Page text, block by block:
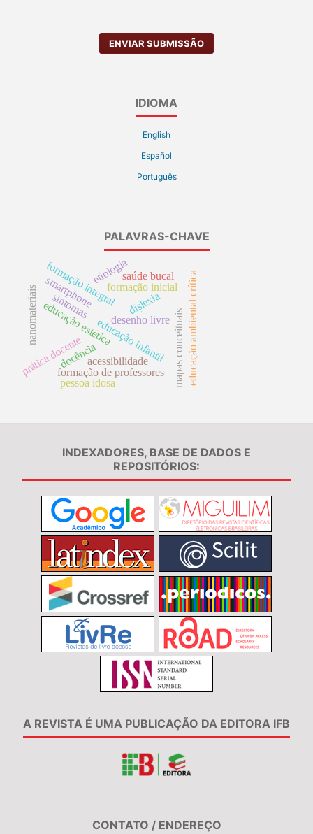
ENVIAR SUBMISSÃO
IDIOMA
English
Español
Português
PALAVRAS-CHAVE
desenho livre
educação infantil
educação estética
acessibilidade
dislexia
smartphone
. mapas conceituais
formação inicial
formação de professores
docência educação ambiental crítica
prática docente
formação integral
nanomateriais
etiologia
pessoa idosa
saúde bucal
sintomas
INDEXADORES, BASE DE DADOS E
REPOSITÓRIOS:
A REVISTA É UMA PUBLICAÇÃO DA EDITORA IFB
CONTATO / ENDEREÇO